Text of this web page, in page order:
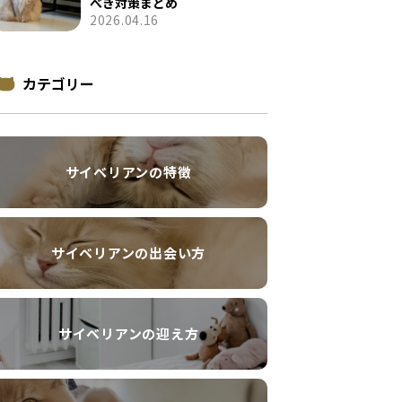
2026.04.16
カテゴリー
サイベリアンの特徴
サイベリアンの出会い方
サイベリアンの迎え方